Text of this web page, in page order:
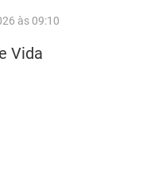
às 09:10
Vida